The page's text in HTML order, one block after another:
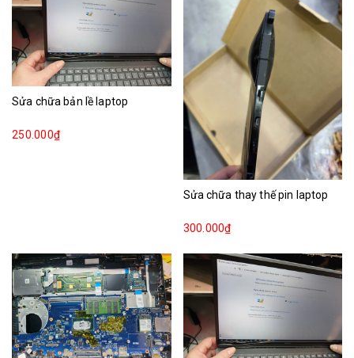
Sửa chữa bản lề laptop
250.000₫
Sửa chữa thay thế pin laptop
300.000₫